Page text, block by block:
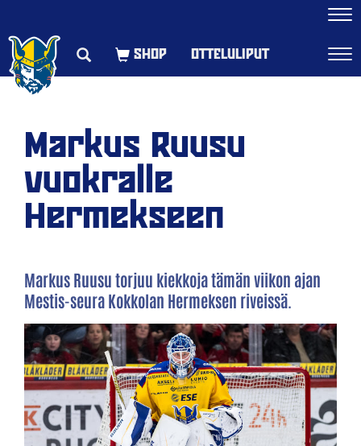
OTTELULIPUT
Markus Ruusu
vuokralle
Hermekseen
Markus Ruusu torjuu kiekkoja tämän viikon ajan
Mestis-seura Kokkolan Hermeksen riveissä.